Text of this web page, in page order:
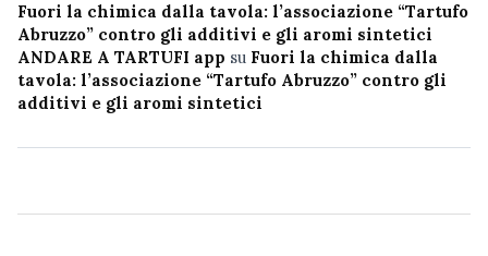
Fuori la chimica dalla tavola: l’associazione “Tartufo
Abruzzo” contro gli additivi e gli aromi sintetici
ANDARE A TARTUFI app su Fuori la chimica dalla
tavola: l’associazione “Tartufo Abruzzo” contro gli
additivi e gli aromi sintetici